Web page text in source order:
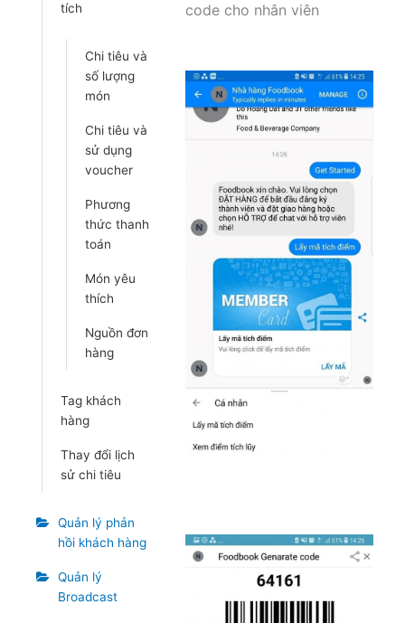
tích
Chi tiêu và
số lượng
món
Chi tiêu và
sử dụng
voucher
Phương
thức thanh
toán
Món yêu
thích
Nguồn đơn
hàng
Tag khách
hàng
Thay đổi lịch
sử chi tiêu
Quản lý phản
hồi khách hàng
Quản lý
Broadcast
code cho nhân viên